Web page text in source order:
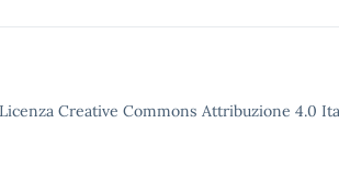
Creative Commons Attribuzione 4.0